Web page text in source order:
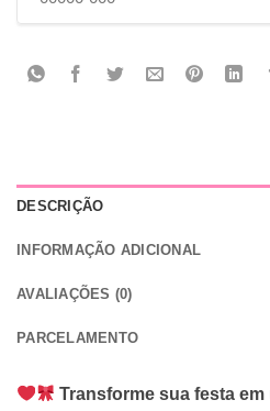
DESCRIÇÃO
INFORMAÇÃO ADICIONAL
AVALIAÇÕES (0)
PARCELAMENTO
Transforme sua festa